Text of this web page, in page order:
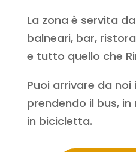
La zona è servita
balneari, bar,
e tutto quello che
Puoi arrivare da
prendendo il bus,
in bicicletta.